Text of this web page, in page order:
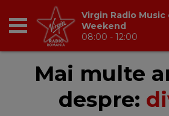
RADIO
BREAKFAST
Virgin Radio Music
Weekend
08:00 - 12:00
Mai multe
despre: